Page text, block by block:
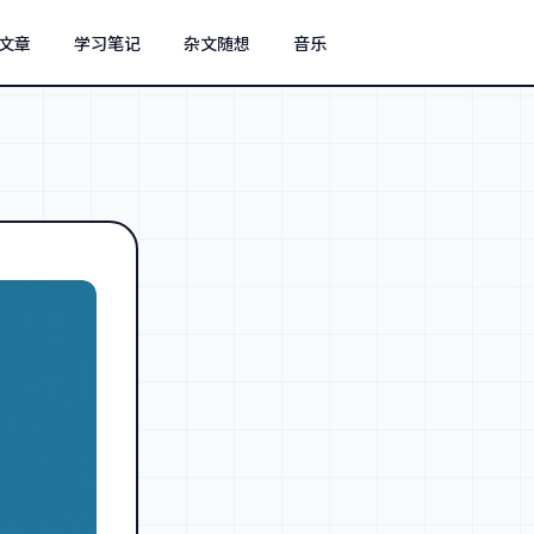
章 学习笔记 杂文随想 音乐